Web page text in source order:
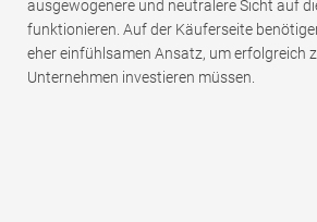
ausgewogenere und neutralere Sicht auf
funktionieren. Auf der Käuferseite
eher einfühlsamen Ansatz, um erfolgreich
Unternehmen investieren müssen.